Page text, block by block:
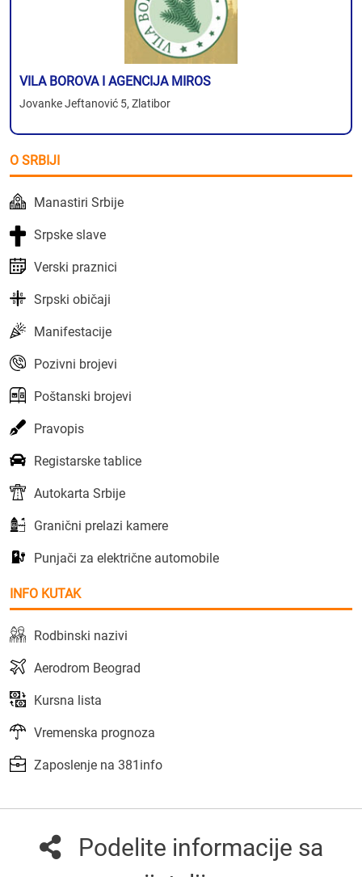
VILA BOROVA I AGENCIJA MIROS
Jovanke Jeftanović 5, Zlatibor
O SRBIJI
Manastiri Srbije
Srpske slave
Verski praznici
Srpski običaji
Manifestacije
Pozivni brojevi
Poštanski brojevi
Pravopis
Registarske tablice
Autokarta Srbije
Granični prelazi kamere
Punjači za električne automobile
INFO KUTAK
Rodbinski nazivi
Aerodrom Beograd
Kursna lista
Vremenska prognoza
Zaposlenje na 381info
Podelite informacije sa